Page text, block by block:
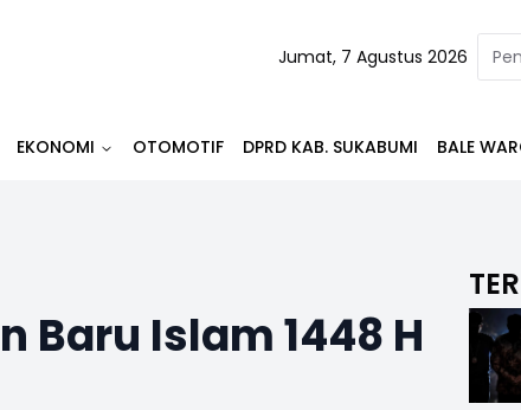
Jumat, 7 Agustus 2026
EKONOMI OTOMOTIF DPRD KAB. SUKABUMI BALE
Baru Islam 1448 H